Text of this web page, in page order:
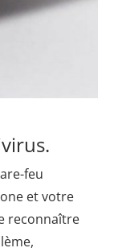
feu
et votre
reconnaître